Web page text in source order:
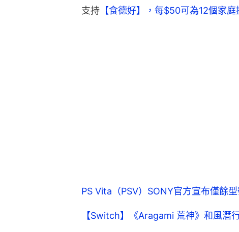
支持 【食德好】，每$50可為12個家
PS Vita（PSV）SONY官方宣布僅餘
【Switch】《Aragami 荒神》和風潛